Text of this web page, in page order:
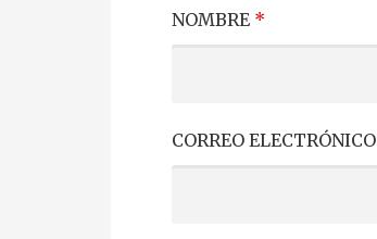
NOMBRE *
CORREO ELECTRÓNICO